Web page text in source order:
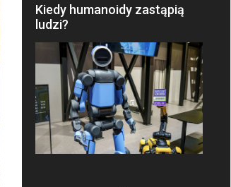
Kiedy humanoidy zastąpią
ludzi?